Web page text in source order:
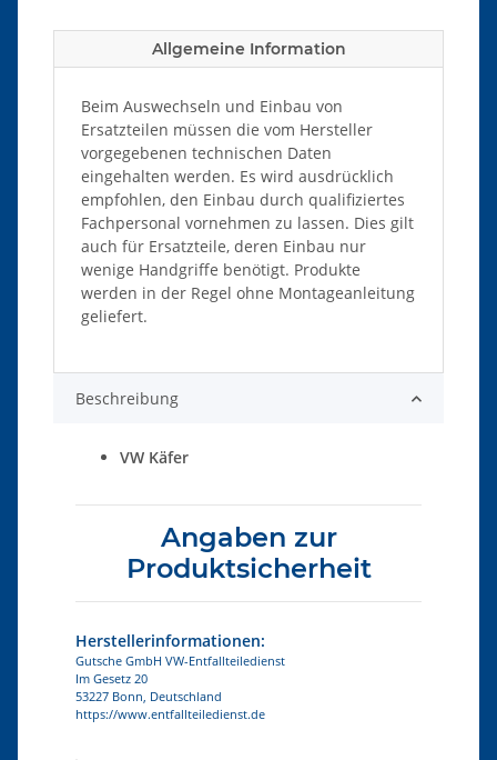
Allgemeine Information
Beim Auswechseln und Einbau von
Ersatzteilen müssen die vom Hersteller
vorgegebenen technischen Daten
eingehalten werden. Es wird ausdrücklich
empfohlen, den Einbau durch qualifiziertes
Fachpersonal vornehmen zu lassen. Dies gilt
auch für Ersatzteile, deren Einbau nur
wenige Handgriffe benötigt. Produkte
werden in der Regel ohne Montageanleitung
geliefert.
Beschreibung
VW Käfer
Angaben zur
Produktsicherheit
Herstellerinformationen:
Gutsche GmbH VW-Entfallteiledienst
Im Gesetz 20
53227 Bonn, Deutschland
https://www.entfallteiledienst.de